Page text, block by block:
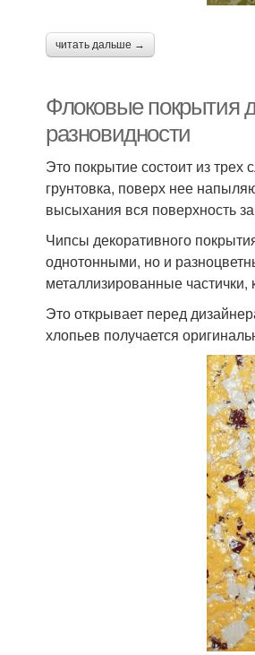
читать дальше →
Флоковые покрытия
разновидности
Это покрытие состоит из
грунтовка, поверх нее
высыхания вся поверхность
Чипсы декоративного
однотонными, но и
металлизированные
Это открывает перед
хлопьев получается